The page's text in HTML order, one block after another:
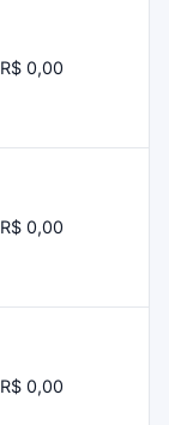
R$ 0,00
R$ 0,00
R$ 0,00